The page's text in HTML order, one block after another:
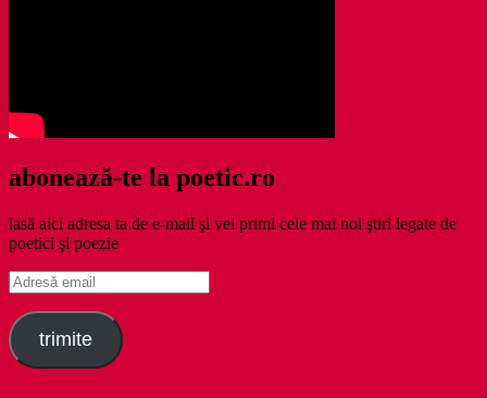
abonează-te la poetic.ro
lasă aici adresa ta de e-mail şi vei primi cele mai noi ştiri legate de
poetici şi poezie
Adresă
email
trimite